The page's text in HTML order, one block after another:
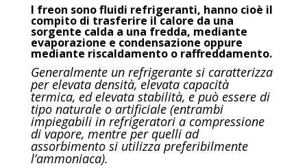
I freon sono fluidi refrigeranti, hanno cioè il
compito di trasferire il calore da una
sorgente calda a una fredda, mediante
evaporazione e condensazione oppure
mediante riscaldamento o raffreddamento.
Generalmente un refrigerante si caratterizza
per elevata densità, elevata capacità
termica, ed elevata stabilità, e può essere di
tipo naturale o artificiale (entrambi
impiegabili in refrigeratori a compressione
di vapore, mentre per quelli ad
assorbimento si utilizza preferibilmente
l’ammoniaca).